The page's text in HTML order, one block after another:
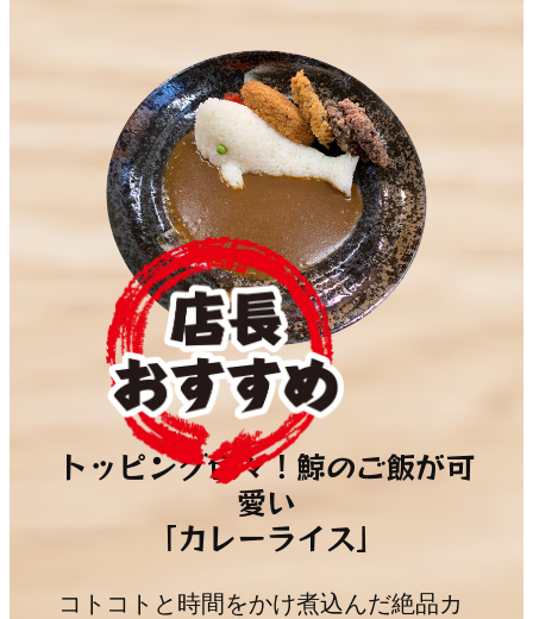
トッピング色々！鯨のご飯が可
愛い
「カレーライス」
コトコトと時間をかけ煮込んだ絶品カ